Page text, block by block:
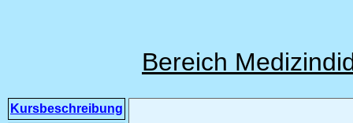
Bereich
Kursbeschreibung